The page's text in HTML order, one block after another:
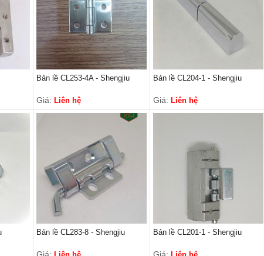
Bản lề CL253-4A - Shengjiu
Giá: Liên hệ
Bản lề CL204-1 - Shengjiu
Giá: Liên hệ
Bản lề CL283-8 - Shengjiu Bản lề CL201-1 - Shengjiu